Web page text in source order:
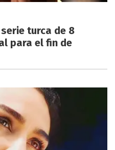
turca de 8
para el fin de